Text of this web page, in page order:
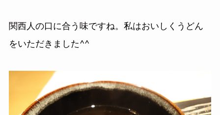
関西人の口に合う味ですね。私はおいしくうどん
をいただきました^^